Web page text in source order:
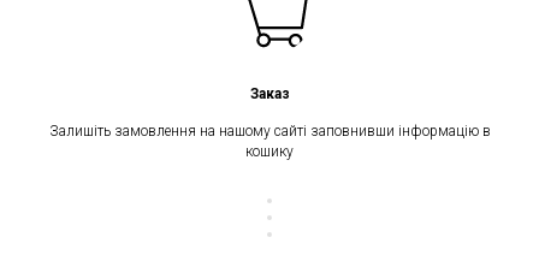
Заказ
Залишіть замовлення на нашому сайті заповнивши інформацію в
кошику